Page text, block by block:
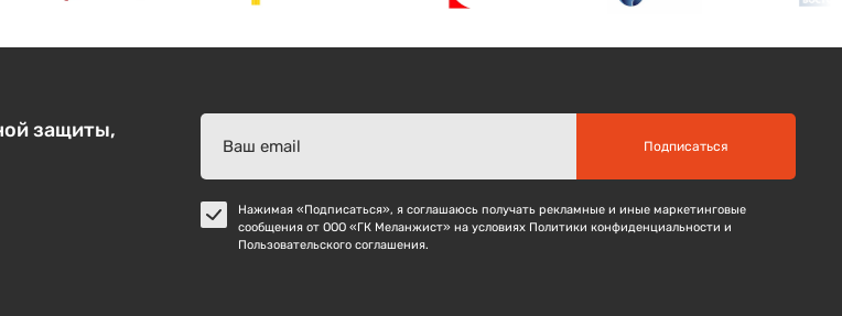
защиты,
Подписаться
Нажимая «Подписаться», я соглашаюсь получать рекламные и иные маркетинговые
сообщения от ООО «ГК Меланжист» на условиях Политики конфиденциальности и
Пользовательского соглашения.